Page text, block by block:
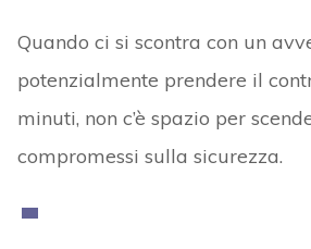
Quando ci si scontra con un
potenzialmente prendere il
minuti, non c’è spazio per
compromessi sulla sicurezza.